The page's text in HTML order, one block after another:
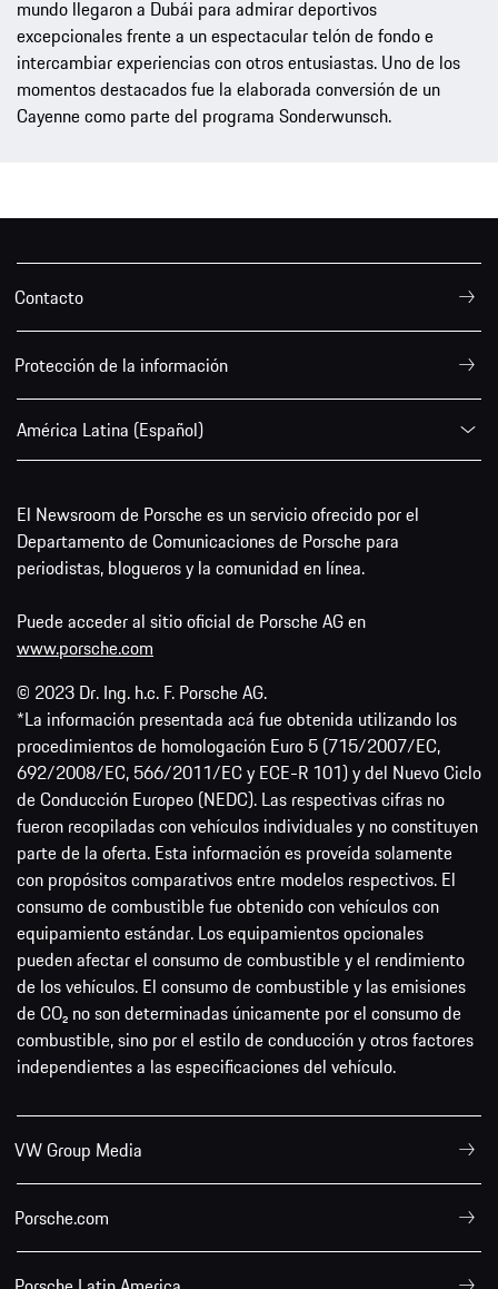
mundo llegaron a Dubái para admirar deportivos
excepcionales frente a un espectacular telón de fondo e
intercambiar experiencias con otros entusiastas. Uno de los
momentos destacados fue la elaborada conversión de un
Cayenne como parte del programa Sonderwunsch.
Contacto
Protección de la información
América Latina (Español)
El Newsroom de Porsche es un servicio ofrecido por el
Departamento de Comunicaciones de Porsche para
periodistas, blogueros y la comunidad en línea.
Puede acceder al sitio oficial de Porsche AG en
www.porsche.com
© 2023 Dr. Ing. h.c. F. Porsche AG.
*La información presentada acá fue obtenida utilizando los
procedimientos de homologación Euro 5 (715/2007/EC,
692/2008/EC, 566/2011/EC y ECE-R 101) y del Nuevo Ciclo
de Conducción Europeo (NEDC). Las respectivas cifras no
fueron recopiladas con vehículos individuales y no constituyen
parte de la oferta. Esta información es proveída solamente
con propósitos comparativos entre modelos respectivos. El
consumo de combustible fue obtenido con vehículos con
equipamiento estándar. Los equipamientos opcionales
pueden afectar el consumo de combustible y el rendimiento
de los vehículos. El consumo de combustible y las emisiones
de CO₂ no son determinadas únicamente por el consumo de
combustible, sino por el estilo de conducción y otros factores
independientes a las especificaciones del vehículo.
VW Group Media
Porsche.com